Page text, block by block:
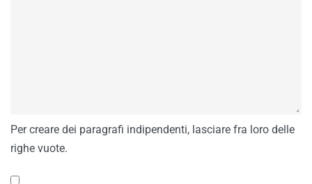
Per creare dei paragrafi indipendenti, lasciare fra loro delle
righe vuote.